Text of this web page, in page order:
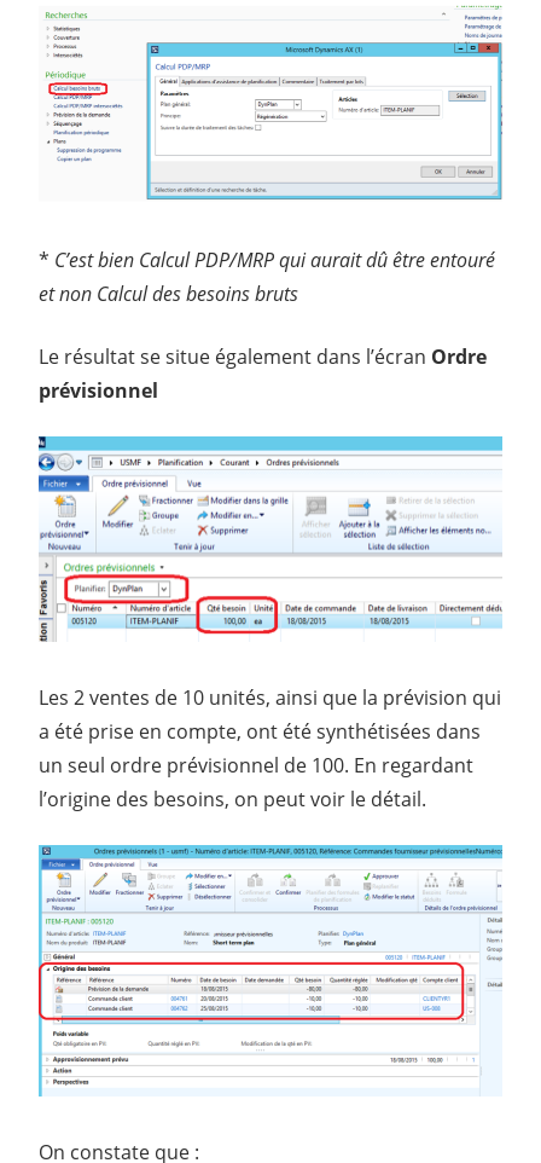
* C’est bien Calcul PDP/MRP qui aurait dû être entouré
et non Calcul des besoins bruts
Le résultat se situe également dans l’écran Ordre
prévisionnel
Les 2 ventes de 10 unités, ainsi que la prévision qui
a été prise en compte, ont été synthétisées dans
un seul ordre prévisionnel de 100. En regardant
l’origine des besoins, on peut voir le détail.
On constate que :